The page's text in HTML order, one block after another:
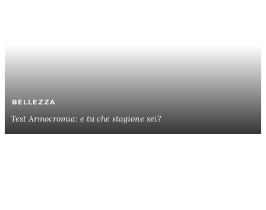
BELLEZZA
Test Armocromia: e tu che stagione sei?